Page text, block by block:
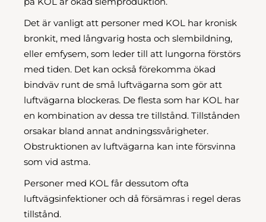
Det är vanligt att personer med KOL har kronisk
bronkit, med långvarig hosta och slembildning,
eller emfysem, som leder till att lungorna förstörs
med tiden. Det kan också förekomma ökad
bindväv runt de små luftvägarna som gör att
luftvägarna blockeras. De flesta som har KOL har
en kombination av dessa tre tillstånd. Tillstånden
orsakar bland annat andningssvårigheter.
Obstruktionen av luftvägarna kan inte försvinna
som vid astma.
Personer med KOL får dessutom ofta
luftvägsinfektioner och då försämras i regel deras
tillstånd.